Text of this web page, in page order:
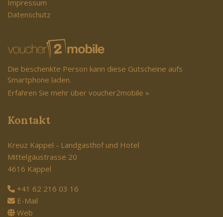
Impressum
Datenschutz
Die beschenkte Person kann diese Gutscheine aufs
Smartphone laden.
Erfahren Sie mehr über voucher2mobile »
Kontakt
Kreuz Kappel - Landgasthof und Hotel
Mittelgäustrasse 20
4616 Kappel
+41 62 216 03 16
E-Mail
Web